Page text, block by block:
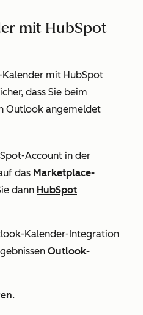
mit HubSpot
mit HubSpot
dass Sie beim
Outlook angemeldet
Account in der
das Marketplace-
dann HubSpot
Kalender-Integration
Outlook-
.